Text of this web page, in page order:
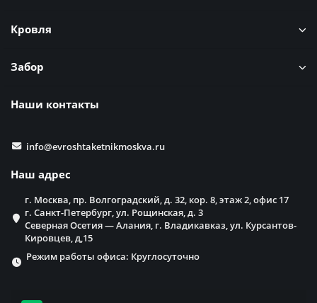
Кровля
Забор
Наши контакты
info@evroshtaketnikmoskva.ru
Наш адрес
г. Москва, пр. Волгоградский, д. 32, кор. 8, этаж 2, офис 17
г. Санкт-Петербург, ул. Рощинская, д. 3
Северная Осетия — Алания, г. Владикавказ, ул. Курсантов-
Кировцев, д,15
Режим работы офиса: Круглосуточно